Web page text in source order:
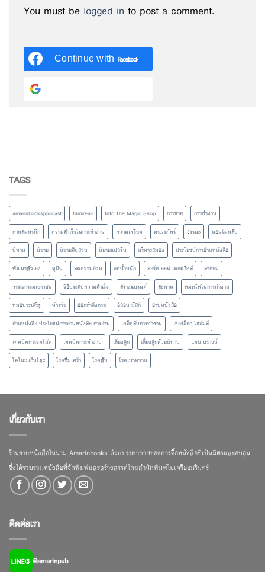
You must be logged in to post a comment.
Continue with Facebook
TAGS
amarinbookspodcast famiread Into The Magic Shop การขาย
การทำงาน
กาหลมหรทึก
ความสำเร็จในการทำงาน ความเครียด ดร.วรภัทร์ ธรรมะ
นอนไม่หลับ
นิทาน
นิยาย นิยายสืบสวน นิยายแปลจีน บริหารสมอง
ประโยชน์การอ่านหนังสือ
พัฒนาตัวเอง
มูมิน ลดความอ้วน ลดน้ำหนัก ลอร์ด ออฟ เดอะ ริงส์
ลากอม
วรรณกรรมเยาวชน
วิธีประสบความสำเร็จ สร้างแบรนด์ สุขภาพ
หมดไฟในการทำงาน
หมอประเสริฐ
หัวเว่ย ออกกำลังกาย อีลอน มัสก์
อ่านหนังสือ
อ่านหนังสือ ประโยชน์การอ่านหนังสือ การอ่าน
เคล็ดลับการทำงาน
เชอร์ล็อก โฮล์มส์
เทคนิคการจดโน้ต
เทคนิคการทำงาน เลี้ยงลูก เลี้ยงลูกด้วยนิทาน
แดน บราวน์
โคโนะ เก็นโตะ
โรคซึมเศร้า โรคตับ โรคเบาหวาน
เกี่ยวกับเรา
ร้านขายหนังสือในนาม Amarinbooks ด้วยบรรยากาศของการซื้อหนังสือที่เป็นมิตรและอบอุ่น
ซึ่งได้รวบรวมหนังสือที่จัดพิมพ์และสร้างสรรค์โดยสำนักพิมพ์ในเครืออมรินทร์
ติดต่อเรา
@amarinpub